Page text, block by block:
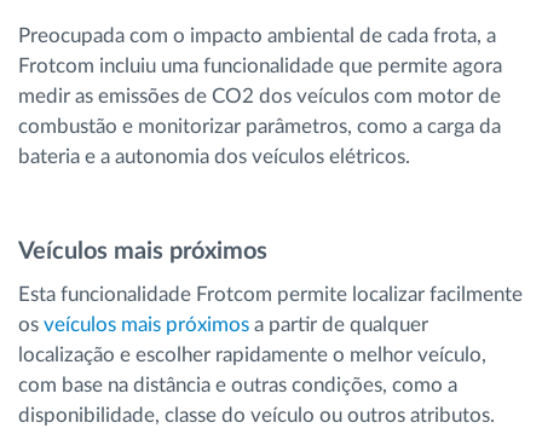
Preocupada com o impacto ambiental de cada frota, a
Frotcom incluiu uma funcionalidade que permite agora
medir as emissões de CO2 dos veículos com motor de
combustão e monitorizar parâmetros, como a carga da
bateria e a autonomia dos veículos elétricos.
Veículos mais próximos
Esta funcionalidade Frotcom permite localizar facilmente
os veículos mais próximos a partir de qualquer
localização e escolher rapidamente o melhor veículo,
com base na distância e outras condições, como a
disponibilidade, classe do veículo ou outros atributos.